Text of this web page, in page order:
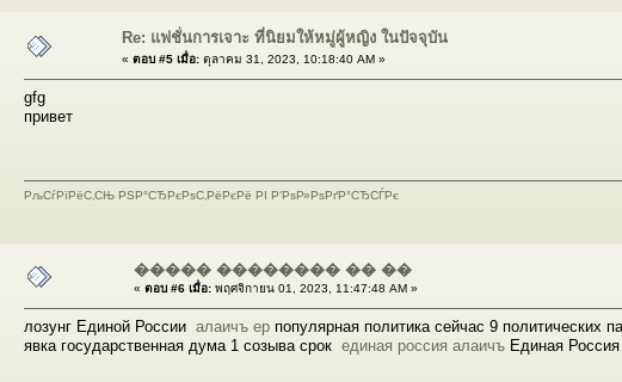
Re: แฟชั่นการเจาะ ที่นิยมให้หมู่ผู้หญิง ในปัจจุบัน
« ตอบ #5 เมื่อ: ตุลาคม 31, 2023, 10:18:40 AM »
gfg
привет
РљСѓРїРёС‚СЊ РЅР°СЂРєРѕС‚РёРєРё РІ Р’РѕР»РѕРґР°СЂСЃРє
����� �������� �� ��
« ตอบ #6 เมื่อ: พฤศจิกายน 01, 2023, 11:47:48 AM »
лозунг Единой России алаичъ ер популярная политика сейчас 9 политических
явка государственная дума 1 созыва срок единая россия алаичъ Единая